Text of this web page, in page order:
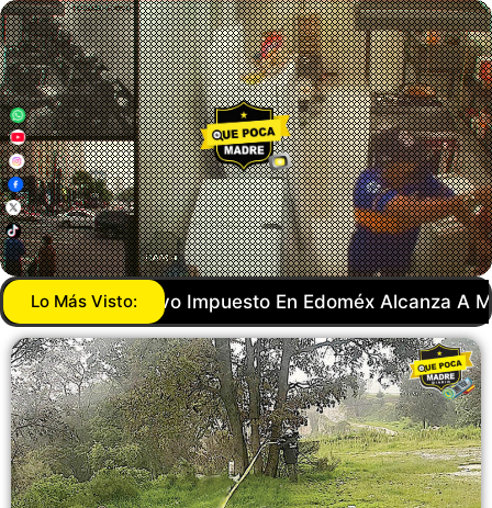
Lo Más Visto:
En Edoméx Alcanza A Máquinas De Videojuegos,